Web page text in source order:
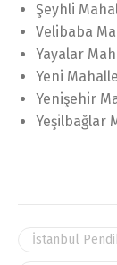
Şeyhli
Velibaba
Yayalar
Yeni
Yenişehir
Yeşilbağlar
İstanbul